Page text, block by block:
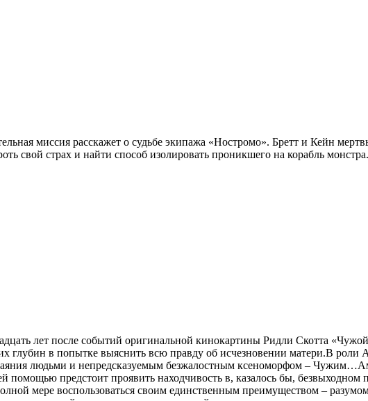
миссия расскажет о судьбе экипажа «Ностромо». Бретт и Кейн
свой страх и найти способ изолировать проникшего на корабль монстра.
лет после событий оригинальной кинокартины Ридли Скотта
глубин в попытке выяснить всю правду об исчезновении матери.В роли
людьми и непредсказуемым безжалостным ксеноморфом –
помощью предстоит проявить находчивость в, казалось бы, безвыходном
мере воспользоваться своим единственным преимуществом –